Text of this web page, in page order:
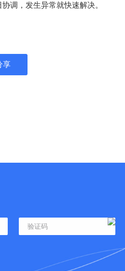
调，发生异常就快速解决。
享